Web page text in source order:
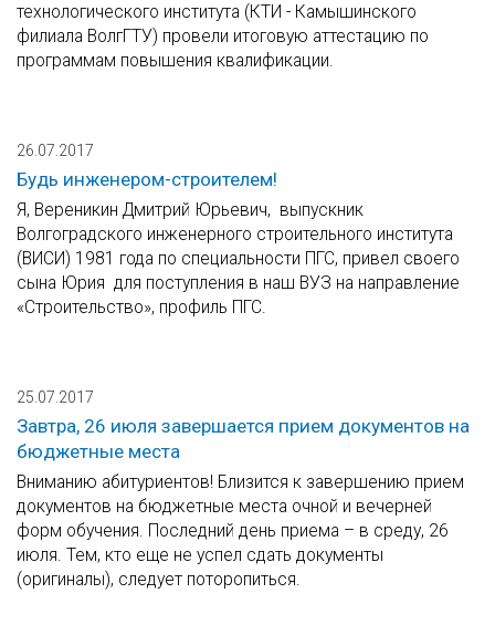
технологического института (КТИ - Камышинского
филиала ВолгГТУ) провели итоговую аттестацию по
программам повышения квалификации.
26.07.2017
Будь инженером-строителем!
Я, Вереникин Дмитрий Юрьевич, выпускник
Волгоградского инженерного строительного института
(ВИСИ) 1981 года по специальности ПГС, привел своего
сына Юрия для поступления в наш ВУЗ на направление
«Строительство», профиль ПГС.
25.07.2017
Завтра, 26 июля завершается прием документов на
бюджетные места
Вниманию абитуриентов! Близится к завершению прием
документов на бюджетные места очной и вечерней
форм обучения. Последний день приема – в среду, 26
июля. Тем, кто еще не успел сдать документы
(оригиналы), следует поторопиться.